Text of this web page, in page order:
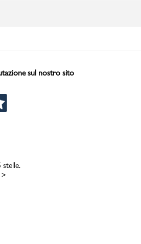
sul nostro sito
stelle.